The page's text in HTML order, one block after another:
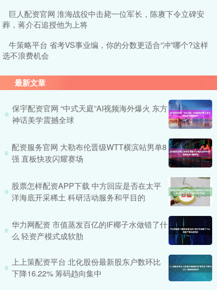
巨人配资官网 淮海战役中击毙一位军长，陈赓下令立碑安
葬，蒋介石追授他为上将
牛策略平台 省考VS事业编，你的分数更适合“冲”哪个?这样
选不浪费机会
最新文章
保宇配资官网 “中式天庭”AI视频海外爆火 东方
神话美学震撼全球
配资服务官网 大勒布伦晋级WTT横滨站男单8
强 直板快攻闪耀赛场
股票怎样配资APP下载 中方回应是否在太平
洋海底开采稀土 科研活动服务和平目的
华力网配资 市值蒸发百亿的IF椰子水做错了什
么 轻资产模式成软肋
上上策配资平台 北化股份最新股东户数环比
下降16.22% 筹码趋向集中